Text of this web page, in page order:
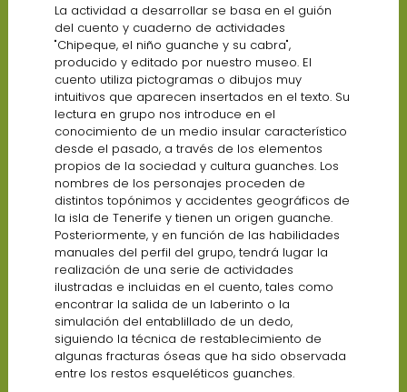
La actividad a desarrollar se basa en el guión
del cuento y cuaderno de actividades
"Chipeque, el niño guanche y su cabra",
producido y editado por nuestro museo. El
cuento utiliza pictogramas o dibujos muy
intuitivos que aparecen insertados en el texto. Su
lectura en grupo nos introduce en el
conocimiento de un medio insular característico
desde el pasado, a través de los elementos
propios de la sociedad y cultura guanches. Los
nombres de los personajes proceden de
distintos topónimos y accidentes geográficos de
la isla de Tenerife y tienen un origen guanche.
Posteriormente, y en función de las habilidades
manuales del perfil del grupo, tendrá lugar la
realización de una serie de actividades
ilustradas e incluidas en el cuento, tales como
encontrar la salida de un laberinto o la
simulación del entablillado de un dedo,
siguiendo la técnica de restablecimiento de
algunas fracturas óseas que ha sido observada
entre los restos esqueléticos guanches.